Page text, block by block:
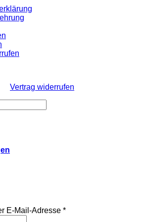
Vertrag widerrufen
E-Mail-Adresse *Erforderlich